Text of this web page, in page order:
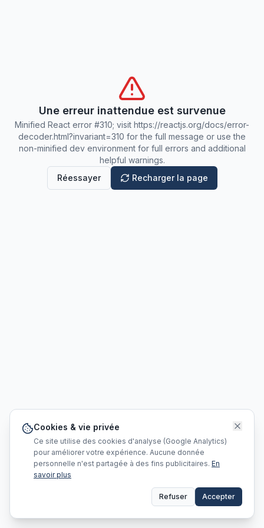
Une erreur inattendue est survenue
Minified React error #310; visit https://reactjs.org/docs/error-
decoder.html?invariant=310 for the full message or use the
non-minified dev environment for full errors and additional
helpful warnings.
Réessayer
Recharger la page
Cookies & vie privée
Ce site utilise des cookies d'analyse (Google Analytics)
pour améliorer votre expérience. Aucune donnée
personnelle n'est partagée à des fins publicitaires. En
savoir plus
Refuser Accepter